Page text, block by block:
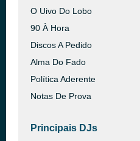
O Uivo Do Lobo
90 À Hora
Discos A Pedido
​Alma Do Fado
Política Aderente
Notas De Prova
Principais DJs